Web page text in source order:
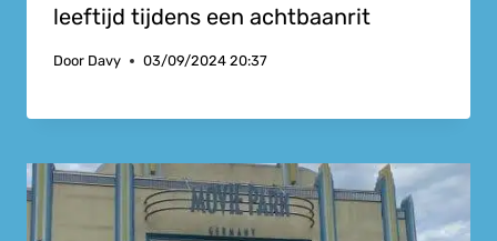
leeftijd tijdens een achtbaanrit
Door Davy 03/09/2024 20:37